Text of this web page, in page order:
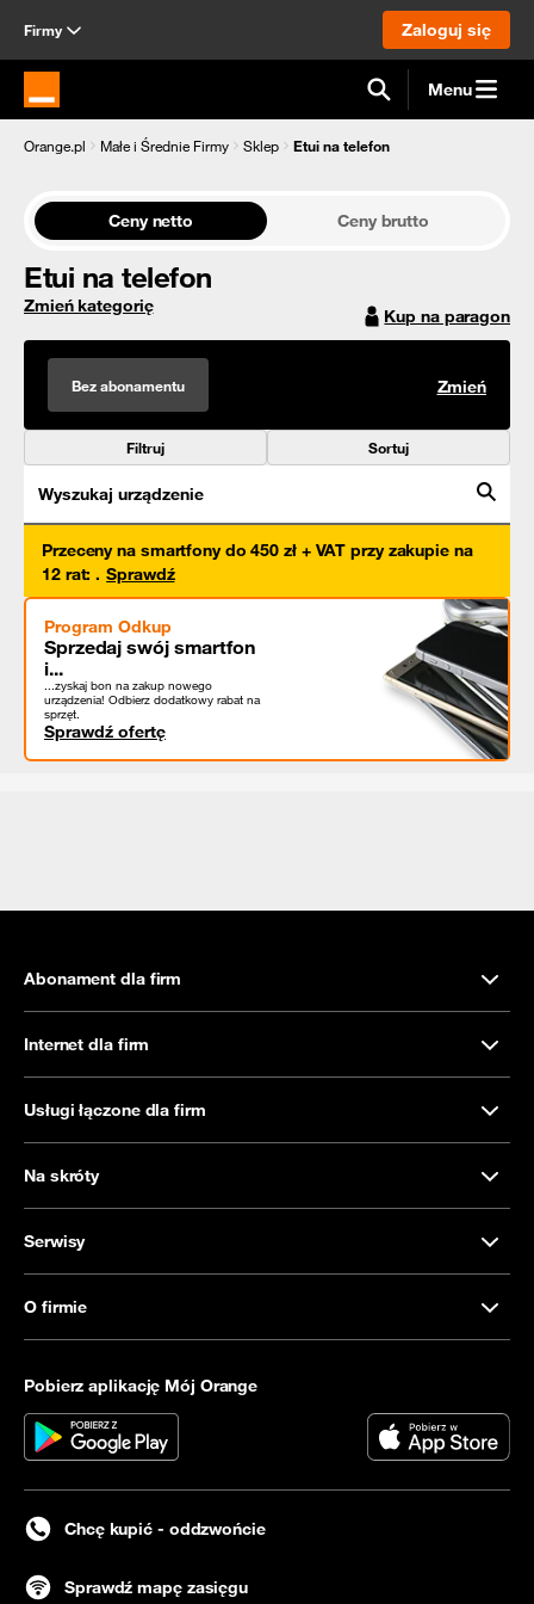
Firmy Zaloguj się
Strona główna Orange.pl Menu
Orange.pl Małe i Średnie Firmy Sklep Etui na telefon
Ceny netto Ceny brutto
Etui na telefon
Zmień kategorię Kup na paragon
Bez abonamentu Zmień
Filtruj Sortuj
Wyszukaj urządzenie
Przeceny na smartfony do 450 zł + VAT przy zakupie na
12 rat: . Sprawdź
Program Odkup
Sprzedaj swój smartfon
i...
...zyskaj bon na zakup nowego
urządzenia! Odbierz dodatkowy rabat na
sprzęt.
Sprawdź ofertę
Abonament dla firm
Internet dla firm
Usługi łączone dla firm
Na skróty
Serwisy
O firmie
Pobierz aplikację Mój Orange
Chcę kupić - oddzwońcie
Sprawdź mapę zasięgu